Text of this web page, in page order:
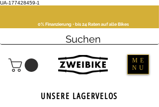
UA-177428459-1
ME
NU
0% Finanzierung • bis 24 Raten auf alle Bikes
UNSERE LAGERVELOS